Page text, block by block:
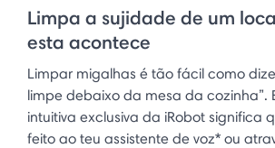
Limpa a sujidade de um
esta acontece
Limpar migalhas é tão fácil como
limpe debaixo da mesa da cozinha”.
intuitiva exclusiva da iRobot significa
feito ao teu assistente de voz* ou